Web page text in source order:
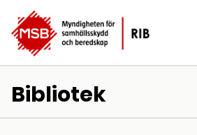
Bibliotek